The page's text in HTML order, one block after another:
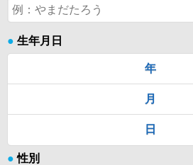
● 生年月日
年
月
日
● 性別